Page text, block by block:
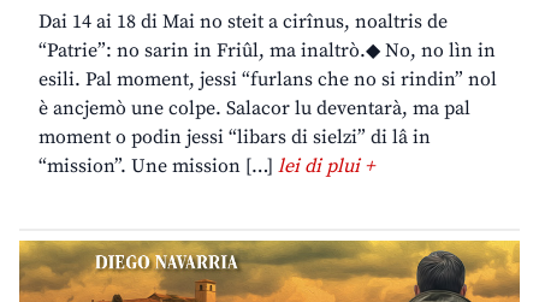
Dai 14 ai 18 di Mai no steit a cirînus, noaltris de
“Patrie”: no sarin in Friûl, ma inaltrò.◆ No, no lìn in
esili. Pal moment, jessi “furlans che no si rindin” nol
è ancjemò une colpe. Salacor lu deventarà, ma pal
moment o podin jessi “libars di sielzi” di lâ in
“mission”. Une mission […] lei di plui +